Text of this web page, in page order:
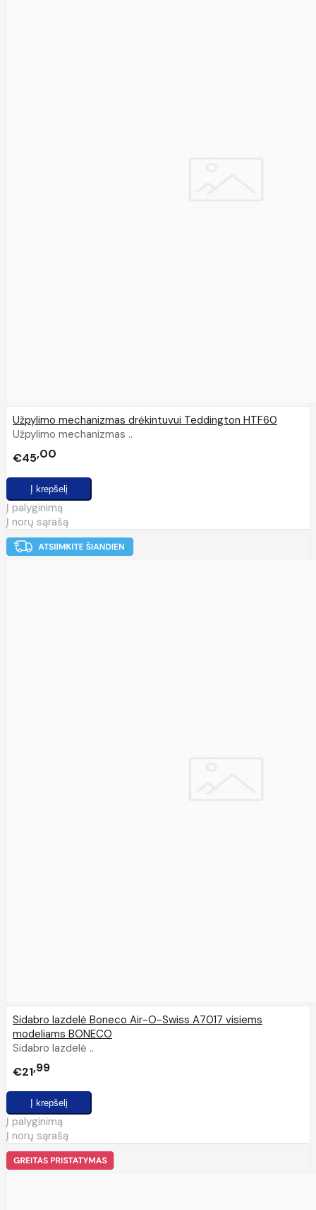
Užpylimo mechanizmas drėkintuvui Teddington HTF60
Užpylimo mechanizmas ..
€45 00
Į palyginimą
Į norų sąrašą
Sidabro lazdelė Boneco Air-O-Swiss A7017 visiems
modeliams BONECO
Sidabro lazdelė ..
€21 99
Į palyginimą
Į norų sąrašą